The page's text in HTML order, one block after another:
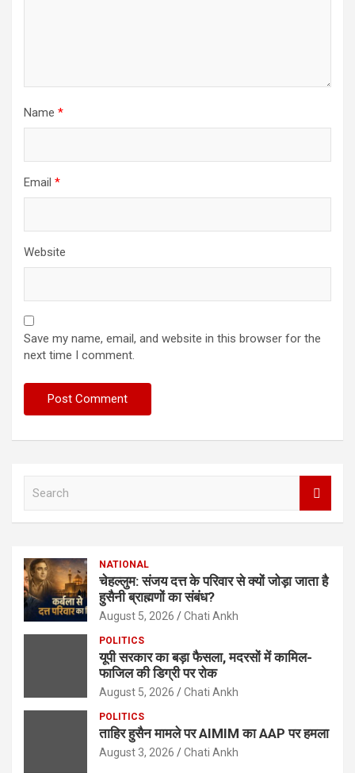
Name *
Email *
Website
Save my name, email, and website in this browser for the
next time I comment.
h
NATIONAL
चेहल्लुम: संजय दत्त के परिवार से क्यों जोड़ा जाता है
हुसैनी ब्राह्मणों का संबंध?
August 5, 2026 Chati Ankh
POLITICS
यूपी सरकार का बड़ा फैसला, मदरसों में कामिल-
फाजिल की डिग्री पर रोक
August 5, 2026 Chati Ankh
POLITICS
ताहिर हुसैन मामले पर AIMIM का AAP पर हमला
August 3, 2026 Chati Ankh